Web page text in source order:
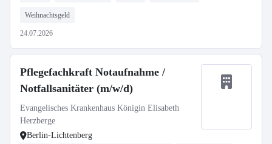
Weihnachtsgeld
24.07.2026
Pflegefachkraft Notaufnahme /
Notfallsanitäter (m/w/d)
Evangelisches Krankenhaus Königin Elisabeth
Herzberge
Berlin-Lichtenberg